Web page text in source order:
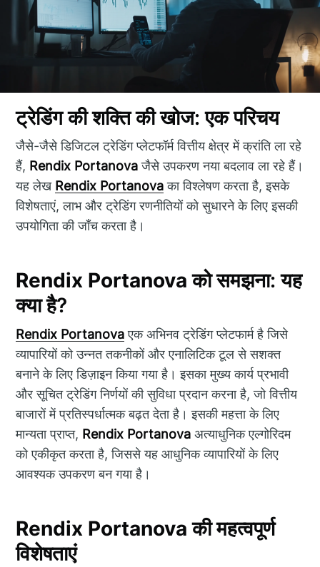
ट्रेडिंग की शक्ति की खोज: एक परिचय
जैसे-जैसे डिजिटल ट्रेडिंग प्लेटफॉर्म वित्तीय क्षेत्र में क्रांति ला रहे
हैं, Rendix Portanovaजैसे उपकरण नया बदलाव ला रहे हैं।
यह लेख Rendix Portanovaका विश्लेषण करता है, इसके
विशेषताएं, लाभ और ट्रेडिंग रणनीतियों को सुधारने के लिए इसकी
उपयोगिता की जाँच करता है।
Rendix Portanova को समझना: यह
क्या है?
Rendix Portanovaएक अभिनव ट्रेडिंग प्लेटफार्म है जिसे
व्यापारियों को उन्नत तकनीकों और एनालिटिक टूल से सशक्त
बनाने के लिए डिज़ाइन किया गया है। इसका मुख्य कार्य प्रभावी
और सूचित ट्रेडिंग निर्णयों की सुविधा प्रदान करना है, जो वित्तीय
बाजारों में प्रतिस्पर्धात्मक बढ़त देता है। इसकी महत्ता के लिए
मान्यता प्राप्त, Rendix Portanova अत्याधुनिक एल्गोरिदम
को एकीकृत करता है, जिससे यह आधुनिक व्यापारियों के लिए
आवश्यक उपकरण बन गया है।
Rendix Portanova की महत्वपूर्ण
विशेषताएं